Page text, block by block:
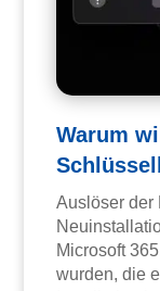
Warum
Auslöser der
Microsoft
wurden, die